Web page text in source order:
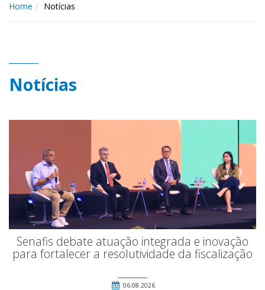
Home Notícias
Notícias
Senafis debate atuação integrada e inovação
para fortalecer a resolutividade da fiscalização
06.08.2026